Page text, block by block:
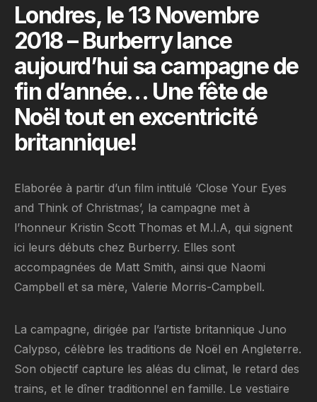
Londres, le 13 Novembre
2018 – Burberry lance
aujourd’hui sa campagne de
fin d’année… Une fête de
Noël tout en excentricité
britannique!
Elaborée à partir d’un film intitulé ‘Close Your Eyes
and Think of Christmas’, la campagne met à
l’honneur Kristin Scott Thomas et M.I.A, qui signent
ici leurs débuts chez Burberry. Elles sont
accompagnées de Matt Smith, ainsi que Naomi
Campbell et sa mère, Valerie Morris-Campbell.
La campagne, dirigée par l’artiste britannique Juno
Calypso, célèbre les traditions de Noël en Angleterre.
Son objectif capture les aléas du climat, le retard des
trains, et le dîner traditionnel en famille. Le vestiaire